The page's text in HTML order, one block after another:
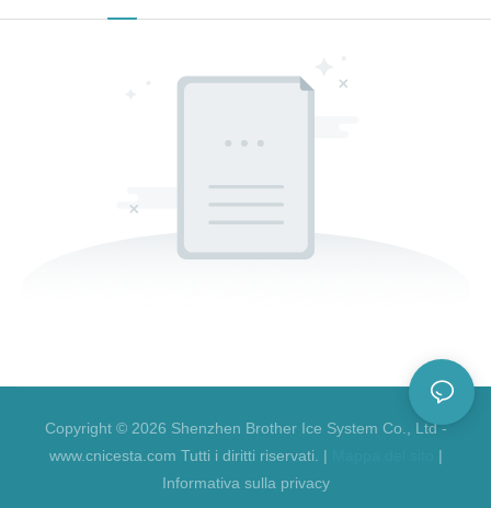
Copyright © 2026 Shenzhen Brother Ice System Co., Ltd -
www.cnicesta.com Tutti i diritti riservati. |
|
Informativa sulla privacy